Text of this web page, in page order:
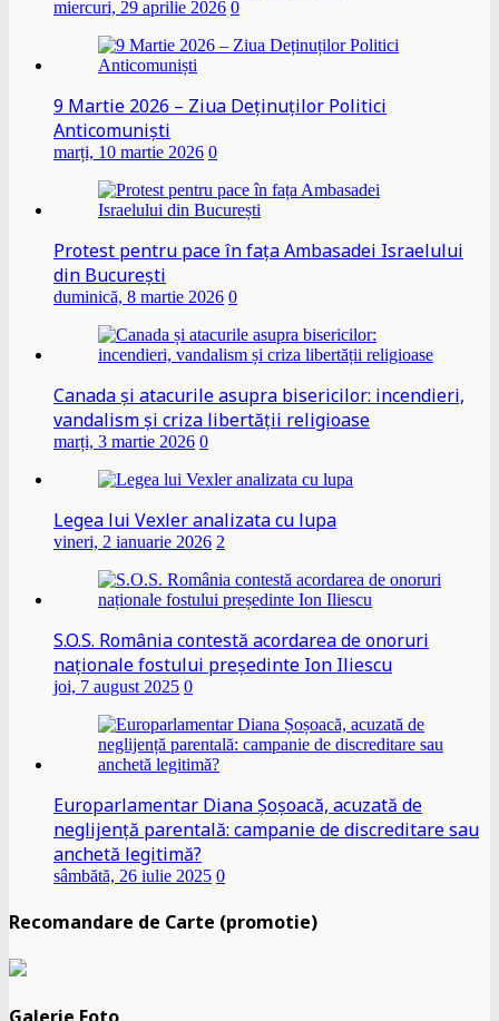
miercuri, 29 aprilie 2026 0
9 Martie 2026 – Ziua Deținuților Politici
Anticomuniști
marți, 10 martie 2026 0
Protest pentru pace în fața Ambasadei Israelului
din București
duminică, 8 martie 2026 0
Canada și atacurile asupra bisericilor: incendieri,
vandalism și criza libertății religioase
marți, 3 martie 2026 0
Legea lui Vexler analizata cu lupa
vineri, 2 ianuarie 2026 2
S.O.S. România contestă acordarea de onoruri
naționale fostului președinte Ion Iliescu
joi, 7 august 2025 0
Europarlamentar Diana Șoșoacă, acuzată de
neglijență parentală: campanie de discreditare sau
anchetă legitimă?
sâmbătă, 26 iulie 2025 0
Recomandare de Carte (promotie)